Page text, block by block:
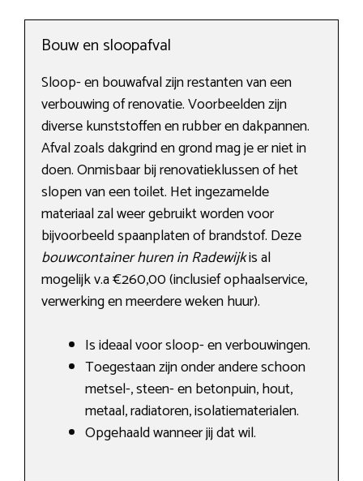
Bouw en sloopafval
Sloop- en bouwafval zijn restanten van een
verbouwing of renovatie. Voorbeelden zijn
diverse kunststoffen en rubber en dakpannen.
Afval zoals dakgrind en grond mag je er niet in
doen. Onmisbaar bij renovatieklussen of het
slopen van een toilet. Het ingezamelde
materiaal zal weer gebruikt worden voor
bijvoorbeeld spaanplaten of brandstof. Deze
bouwcontainer huren in Radewijkis al
mogelijk v.a €260,00 (inclusief ophaalservice,
verwerking en meerdere weken huur).
Is ideaal voor sloop- en verbouwingen.
Toegestaan zijn onder andere schoon
metsel-, steen- en betonpuin, hout,
metaal, radiatoren, isolatiematerialen.
Opgehaald wanneer jij dat wil.